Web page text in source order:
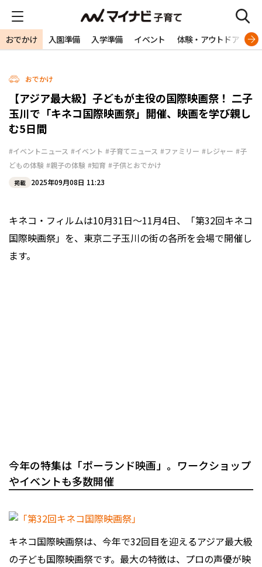
おでかけ 入園準備 入学準備 イベント 体験・アウトドア 旅
おでかけ
【アジア最大級】子どもが主役の国際映画祭！ 二子
玉川で「キネコ国際映画祭」開催、映画を学び親し
む5日間
#イベントニュース #イベント #子育てニュース #ファミリー #レジャー #子
どもの体験 #親子の体験 #知育 #子供とおでかけ
掲載 2025年09月08日 11:23
キネコ・フィルムは10月31日～11月4日、「第32回キネコ
国際映画祭」を、東京二子玉川の街の各所を会場で開催し
ます。
今年の特集は「ポーランド映画」。ワークショップ
やイベントも多数開催
キネコ国際映画祭は、今年で32回目を迎えるアジア最大級
の子ども国際映画祭です。最大の特徴は、プロの声優が映